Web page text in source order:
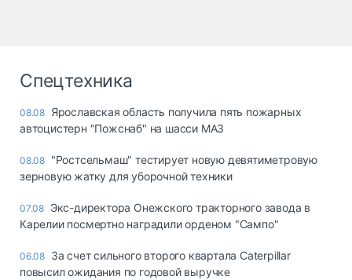
Спецтехника
08.08 Ярославская область получила пять пожарных
автоцистерн "Пожснаб" на шасси МАЗ
08.08 "Ростсельмаш" тестирует новую девятиметровую
зерновую жатку для уборочной техники
07.08 Экс-директора Онежского тракторного завода в
Карелии посмертно наградили орденом "Сампо"
06.08 За счет сильного второго квартала Caterpillar
повысил ожидания по годовой выручке